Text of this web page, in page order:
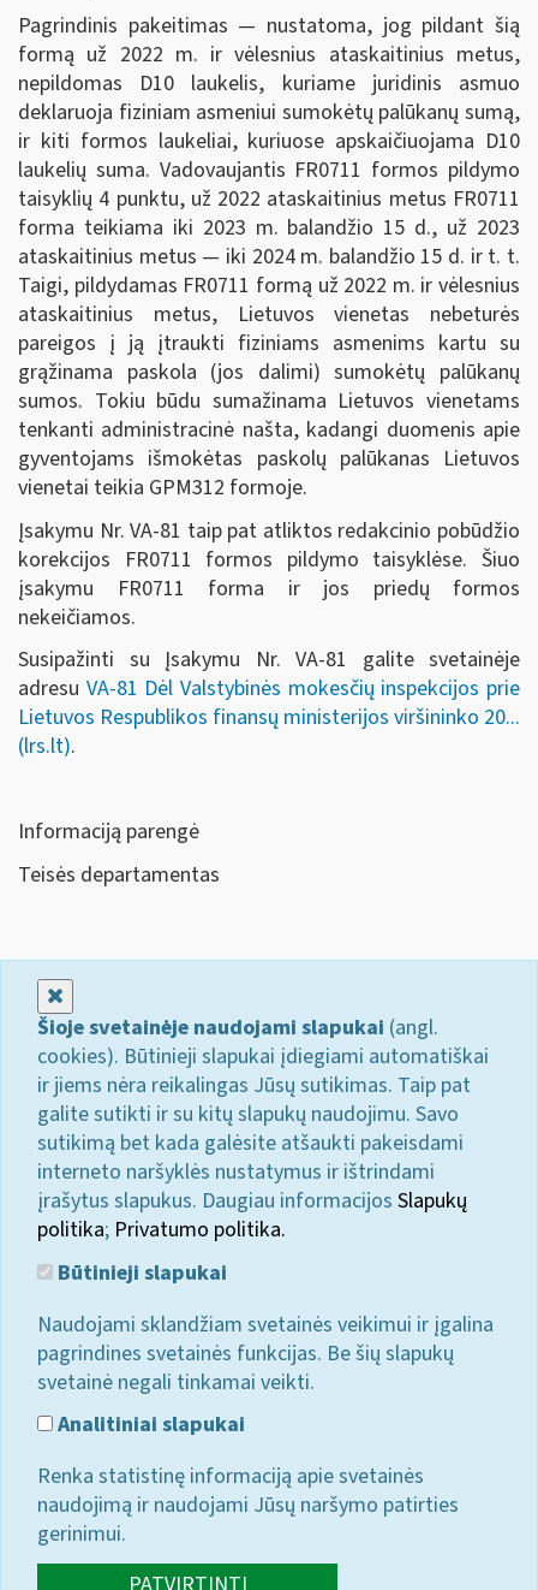
Pagrindinis pakeitimas — nustatoma, jog pildant šią
formą už 2022 m. ir vėlesnius ataskaitinius metus,
nepildomas D10 laukelis, kuriame juridinis asmuo
deklaruoja fiziniam asmeniui sumokėtų palūkanų sumą,
ir kiti formos laukeliai, kuriuose apskaičiuojama D10
laukelių suma. Vadovaujantis FR0711 formos pildymo
taisyklių 4 punktu, už 2022 ataskaitinius metus FR0711
forma teikiama iki 2023 m. balandžio 15 d., už 2023
ataskaitinius metus — iki 2024 m. balandžio 15 d. ir t. t.
Taigi, pildydamas FR0711 formą už 2022 m. ir vėlesnius
ataskaitinius metus, Lietuvos vienetas nebeturės
pareigos į ją įtraukti fiziniams asmenims kartu su
grąžinama paskola (jos dalimi) sumokėtų palūkanų
sumos. Tokiu būdu sumažinama Lietuvos vienetams
tenkanti administracinė našta, kadangi duomenis apie
gyventojams išmokėtas paskolų palūkanas Lietuvos
vienetai teikia GPM312 formoje.
Įsakymu Nr. VA-81 taip pat atliktos redakcinio pobūdžio
korekcijos FR0711 formos pildymo taisyklėse. Šiuo
įsakymu FR0711 forma ir jos priedų formos
nekeičiamos.
Susipažinti su Įsakymu Nr. VA-81 galite svetainėje
adresu VA-81 Dėl Valstybinės mokesčių inspekcijos prie
Lietuvos Respublikos finansų ministerijos viršininko 20...
(lrs.lt).
Informaciją parengė
Teisės departamentas
Šioje svetainėje naudojami slapukai (angl.
cookies). Būtinieji slapukai įdiegiami automatiškai
ir jiems nėra reikalingas Jūsų sutikimas. Taip pat
galite sutikti ir su kitų slapukų naudojimu. Savo
sutikimą bet kada galėsite atšaukti pakeisdami
interneto naršyklės nustatymus ir ištrindami
įrašytus slapukus. Daugiau informacijos Slapukų
politika; Privatumo politika.
Būtinieji slapukai
Naudojami sklandžiam svetainės veikimui ir įgalina
pagrindines svetainės funkcijas. Be šių slapukų
svetainė negali tinkamai veikti.
Analitiniai slapukai
Renka statistinę informaciją apie svetainės
naudojimą ir naudojami Jūsų naršymo patirties
gerinimui.
PATVIRTINTI